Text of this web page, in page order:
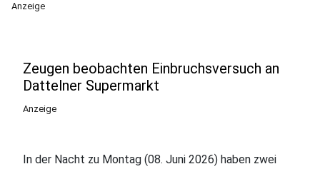
Anzeige
Zeugen beobachten Einbruchsversuch an
Dattelner Supermarkt
Anzeige
In der Nacht zu Montag (08. Juni 2026) haben zwei